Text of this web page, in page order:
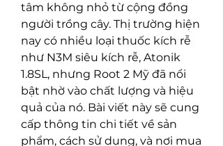
tâm không nhỏ từ cộng đồng
người trồng cây. Thị trường hiện
nay có nhiều loại thuốc kích rễ
như N3M siêu kích rễ, Atonik
1.8SL, nhưng Root 2 Mỹ đã nổi
bật nhờ vào chất lượng và hiệu
quả của nó. Bài viết này sẽ cung
cấp thông tin chi tiết về sản
phẩm, cách sử dụng, và nơi mua